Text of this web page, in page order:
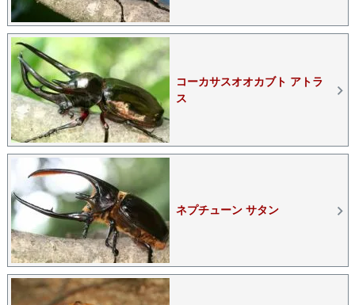
コーカサスオオカブト アトラ
ス
ネプチューン サタン